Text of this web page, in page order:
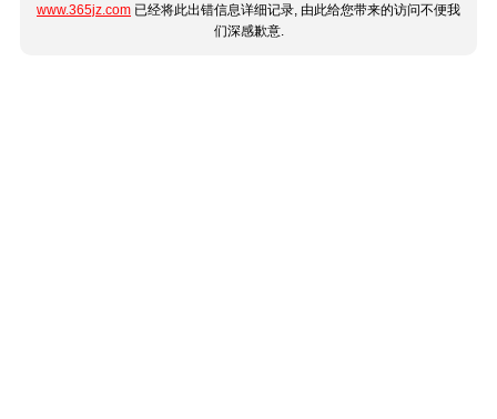
www.365jz.com 已经将此出错信息详细记录, 由此给您带来的访问不便我
们深感歉意.